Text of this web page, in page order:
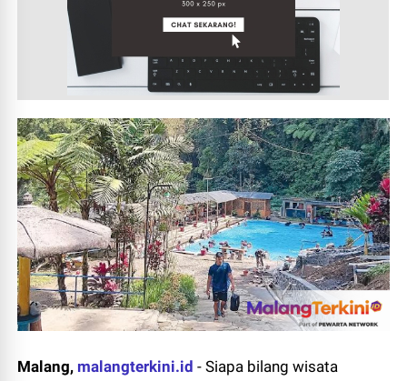
Malang, malangterkini.id -Siapa bilang wisata